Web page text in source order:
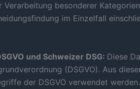
Verarbeitung besonderer
im Einzelfall
und Schweizer DSG: Diese
(DSGVO). Aus
der DSGVO verwendet